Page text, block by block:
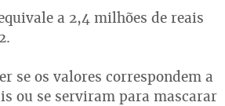
a 2,4 milhões de reais
se os valores correspondem a
ou se serviram para mascarar